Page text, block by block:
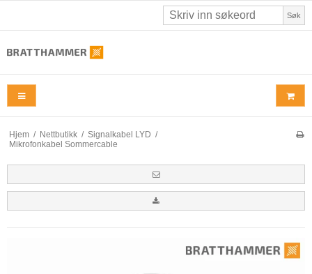
Søk
Hjem / Nettbutikk / Signalkabel LYD /
Mikrofonkabel Sommercable